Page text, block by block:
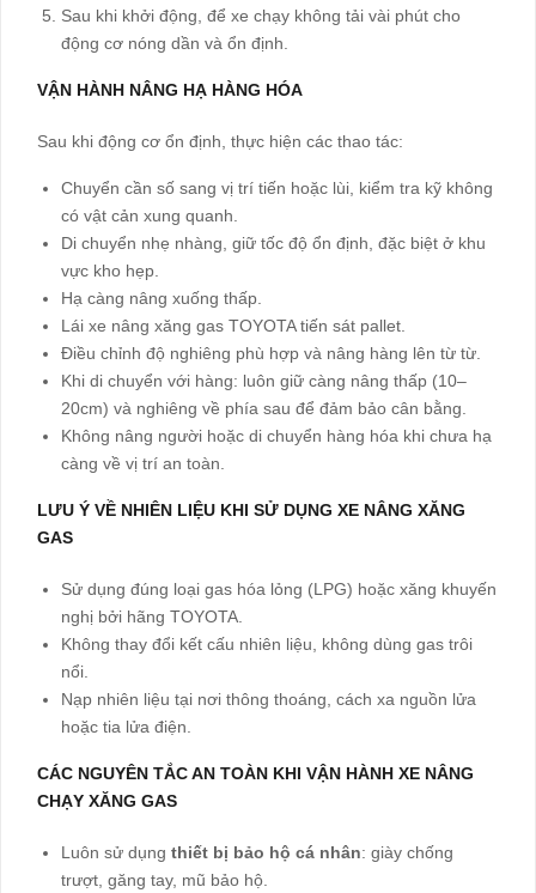
Sau khi khởi động, để xe chạy không tải vài phút cho
động cơ nóng dần và ổn định.
VẬN HÀNH NÂNG HẠ HÀNG HÓA
Sau khi động cơ ổn định, thực hiện các thao tác:
Chuyển cần số sang vị trí tiến hoặc lùi, kiểm tra kỹ không
có vật cản xung quanh.
Di chuyển nhẹ nhàng, giữ tốc độ ổn định, đặc biệt ở khu
vực kho hẹp.
Hạ càng nâng xuống thấp.
Lái xe nâng xăng gas TOYOTA tiến sát pallet.
Điều chỉnh độ nghiêng phù hợp và nâng hàng lên từ từ.
Khi di chuyển với hàng: luôn giữ càng nâng thấp (10–
20cm) và nghiêng về phía sau để đảm bảo cân bằng.
Không nâng người hoặc di chuyển hàng hóa khi chưa hạ
càng về vị trí an toàn.
LƯU Ý VỀ NHIÊN LIỆU KHI SỬ DỤNG XE NÂNG XĂNG
GAS
Sử dụng đúng loại gas hóa lỏng (LPG) hoặc xăng khuyến
nghị bởi hãng TOYOTA.
Không thay đổi kết cấu nhiên liệu, không dùng gas trôi
nổi.
Nạp nhiên liệu tại nơi thông thoáng, cách xa nguồn lửa
hoặc tia lửa điện.
CÁC NGUYÊN TẮC AN TOÀN KHI VẬN HÀNH XE NÂNG
CHẠY XĂNG GAS
Luôn sử dụng thiết bị bảo hộ cá nhân: giày chống
trượt, găng tay, mũ bảo hộ.